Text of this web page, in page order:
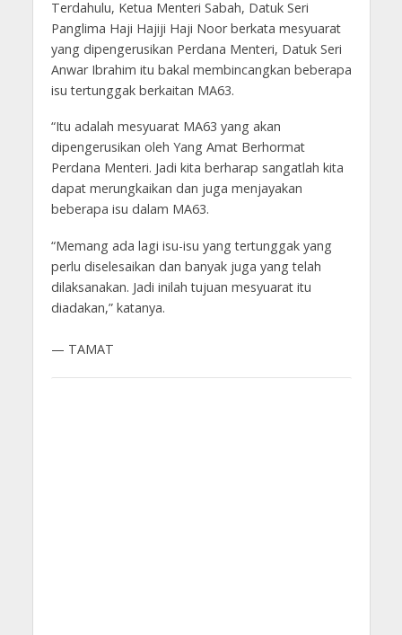
Terdahulu, Ketua Menteri Sabah, Datuk Seri
Panglima Haji Hajiji Haji Noor berkata mesyuarat
yang dipengerusikan Perdana Menteri, Datuk Seri
Anwar Ibrahim itu bakal membincangkan beberapa
isu tertunggak berkaitan MA63.
“Itu adalah mesyuarat MA63 yang akan
dipengerusikan oleh Yang Amat Berhormat
Perdana Menteri. Jadi kita berharap sangatlah kita
dapat merungkaikan dan juga menjayakan
beberapa isu dalam MA63.
“Memang ada lagi isu-isu yang tertunggak yang
perlu diselesaikan dan banyak juga yang telah
dilaksanakan. Jadi inilah tujuan mesyuarat itu
diadakan,” katanya.
— TAMAT